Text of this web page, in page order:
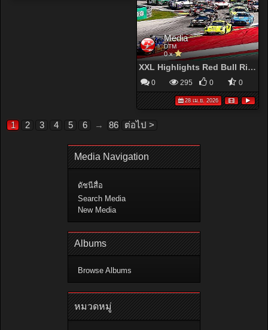
Media
DTM
0 x
XXL Highlights Red Bull Ring Race 1 | DTM2026
0 295 0 0
28 เม.ย. 2026
1 2 3 4 5 6 → 86 ต่อไป >
Media Navigation
ดัชนีสื่อ
Search Media
New Media
Albums
Browse Albums
หมวดหมู่